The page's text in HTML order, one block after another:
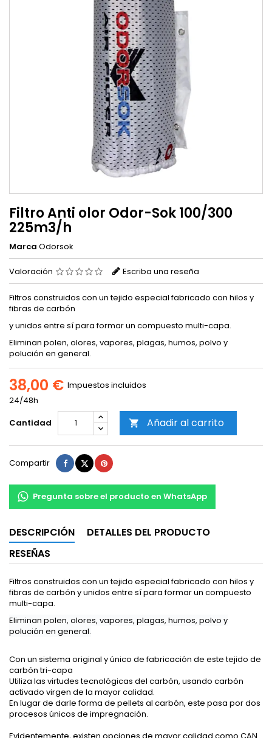
Filtro Anti olor Odor-Sok 100/300
225m3/h
Marca Odorsok
Valoración Escriba una reseña
Filtros construidos con un tejido especial fabricado con hilos y
fibras de carbón
y unidos entre sí para formar un compuesto multi-capa.
Eliminan polen, olores, vapores, plagas, humos, polvo y
polución en general.
38,00 € Impuestos incluidos
24/48h
Cantidad
 Añadir al carrito
Compartir Compartir
TuitearPinterest
Pregunta sobre el producto en WhatsApp
DESCRIPCIÓN
DETALLES DEL PRODUCTO
RESEÑAS
Filtros construidos con un tejido especial fabricado con hilos y
fibras de carbón y unidos entre sí para formar un compuesto
multi-capa.
Eliminan polen, olores, vapores, plagas, humos, polvo y
polución en general.
Con un sistema original y único de fabricación de este tejido de
carbón tri-capa
Utiliza las virtudes tecnológicas del carbón, usando carbón
activado virgen de la mayor calidad.
En lugar de darle forma de pellets al carbón, este pasa por dos
procesos únicos de impregnación.